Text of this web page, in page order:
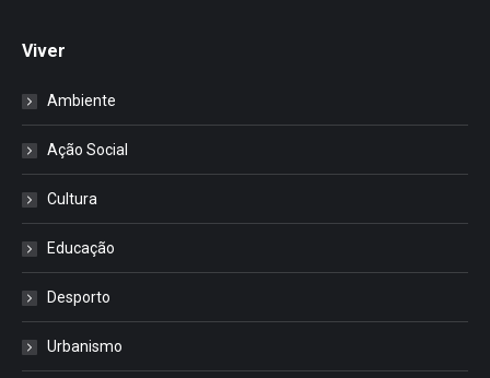
Viver
Ambiente
Ação Social
Cultura
Educação
Desporto
Urbanismo